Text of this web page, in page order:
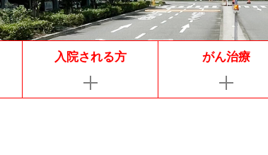
入院される方 がん治療